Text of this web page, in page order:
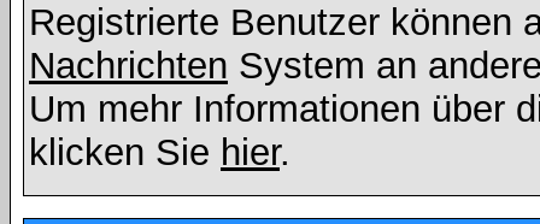
Registrierte Benutzer können
Nachrichten System an
Um mehr Informationen über
klicken Sie hier.